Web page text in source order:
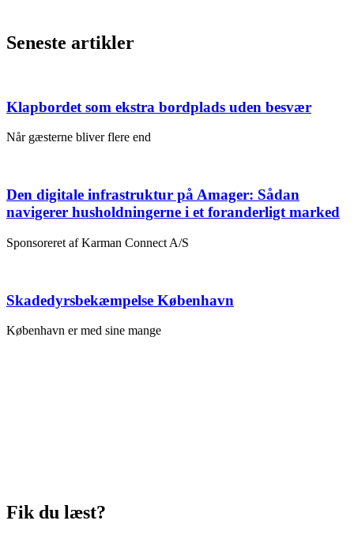
Seneste artikler
Klapbordet som ekstra bordplads uden besvær
Når gæsterne bliver flere end
Den digitale infrastruktur på Amager: Sådan
navigerer husholdningerne i et foranderligt marked
Sponsoreret af Karman Connect A/S
Skadedyrsbekæmpelse København
København er med sine mange
Fik du læst?